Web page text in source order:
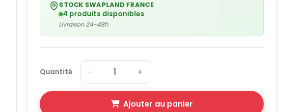
STOCK SWAPLAND FRANCE
4 produits disponibles
Livraison 24-48h
Quantité − +
Ajouter au panier